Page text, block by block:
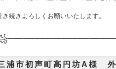
き続きよろしくお願いいたします。
浦市初声町高円坊A様